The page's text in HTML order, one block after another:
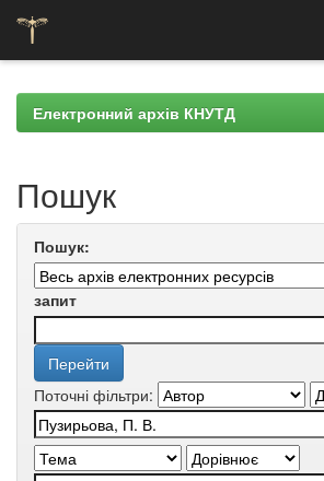
navigationЕлектронний архів КНУТД
Пошук
Пошук:
запит
Поточні фільтри: